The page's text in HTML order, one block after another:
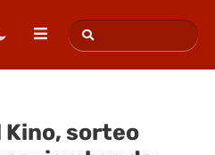
Kino, sorteo